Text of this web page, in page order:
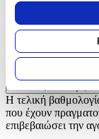
Να
σας
απόσταση
Να
για
Μάθετε
προσωπικών σας
στηνενότητα
ανακαλέσετε τη
Αξιολογήσεις
Προς το παρόν δεν
προστεθούν, θα
Η τελική
που έχουν
επιβεβαιώσει την